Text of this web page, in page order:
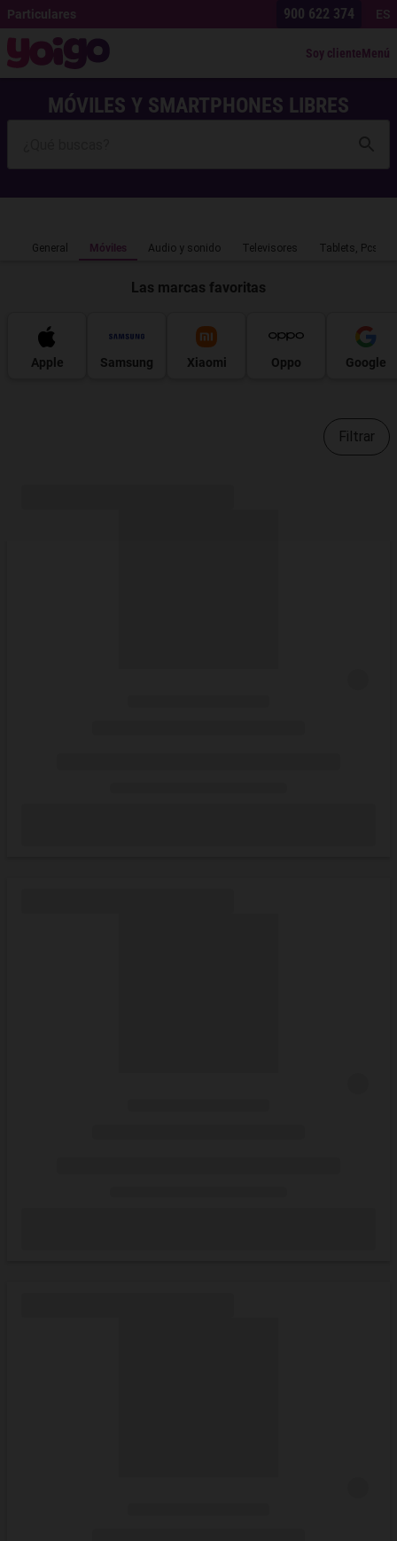
Particulares 900 622 374 ES
Soy clienteMenú
MÓVILES Y SMARTPHONES LIBRES
General Móviles Audio y sonido Televisores Tablets, Pcs y
Las marcas favoritas
Apple Samsung Xiaomi Oppo Google
Filtrar